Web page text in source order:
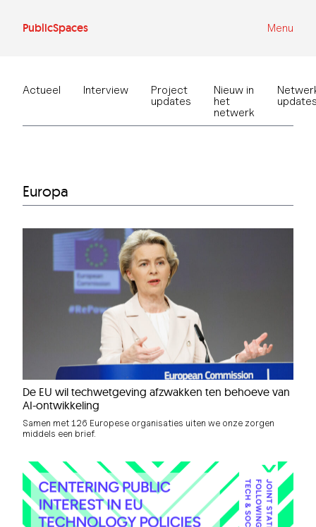
PublicSpaces Menu
Actueel Interview
Project
updates
Nieuw in
het
netwerk
Europa
De EU wil techwetgeving afzwakken ten behoeve van
AI-ontwikkeling
Samen met 126 Europese organisaties uiten we onze zorgen
middels een brief.